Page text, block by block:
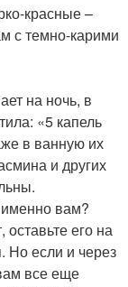
красные –
с темно-карими
на ночь, в
«5 капель
в ванную их
и других
вам?
его на
Но если и через
все еще